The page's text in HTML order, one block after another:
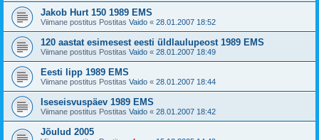
Jakob Hurt 150 1989 EMS
Viimane postitus Postitas Vaido « 28.01.2007 18:52
120 aastat esimesest eesti üldlaulupeost 1989 EMS
Viimane postitus Postitas Vaido « 28.01.2007 18:49
Eesti lipp 1989 EMS
Viimane postitus Postitas Vaido « 28.01.2007 18:44
Iseseisvuspäev 1989 EMS
Viimane postitus Postitas Vaido « 28.01.2007 18:42
Jõulud 2005